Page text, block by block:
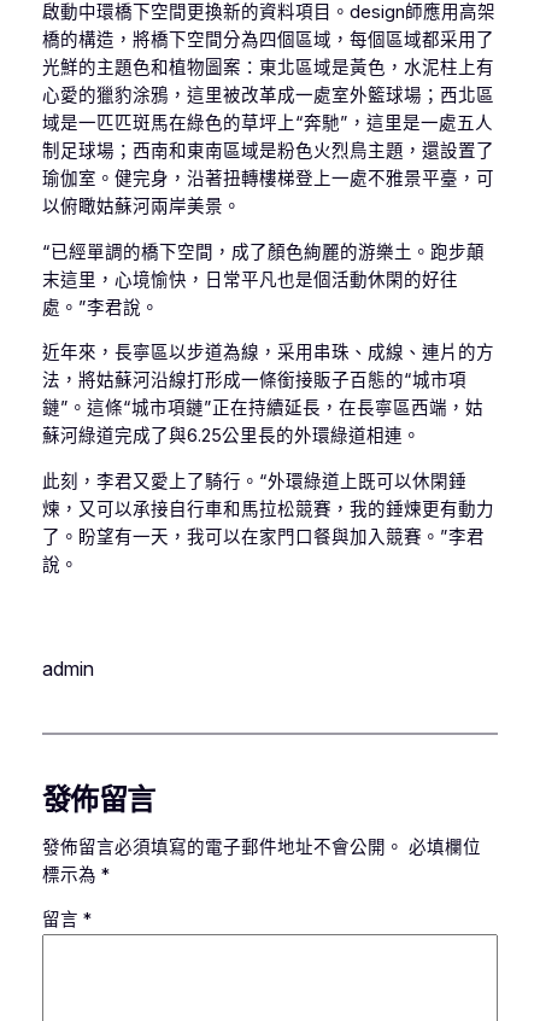
啟動中環橋下空間更換新的資料項目。design師應用高架
橋的構造，將橋下空間分為四個區域，每個區域都采用了
光鮮的主題色和植物圖案：東北區域是黃色，水泥柱上有
心愛的獵豹涂鴉，這里被改革成一處室外籃球場；西北區
域是一匹匹斑馬在綠色的草坪上“奔馳”，這里是一處五人
制足球場；西南和東南區域是粉色火烈鳥主題，還設置了
瑜伽室。健完身，沿著扭轉樓梯登上一處不雅景平臺，可
以俯瞰姑蘇河兩岸美景。
“已經單調的橋下空間，成了顏色絢麗的游樂土。跑步顛
末這里，心境愉快，日常平凡也是個活動休閑的好往
處。”李君說。
近年來，長寧區以步道為線，采用串珠、成線、連片的方
法，將姑蘇河沿線打形成一條銜接販子百態的“城市項
鏈”。這條“城市項鏈”正在持續延長，在長寧區西端，姑
蘇河綠道完成了與6.25公里長的外環綠道相連。
此刻，李君又愛上了騎行。“外環綠道上既可以休閑錘
煉，又可以承接自行車和馬拉松競賽，我的錘煉更有動力
了。盼望有一天，我可以在家門口餐與加入競賽。”李君
說。
admin
發佈留言
發佈留言必須填寫的電子郵件地址不會公開。 必填欄位
標示為 *
留言 *